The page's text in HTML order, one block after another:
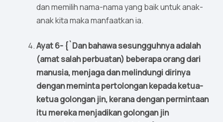
dan memilih nama-nama yang baik untuk anak-
anak kita maka manfaatkan ia.
Ayat 6- {`Dan bahawa sesungguhnya adalah
(amat salah perbuatan) beberapa orang dari
manusia, menjaga dan melindungi dirinya
dengan meminta pertolongan kepada ketua-
ketua golongan jin, kerana dengan permintaan
itu mereka menjadikan golongan jin